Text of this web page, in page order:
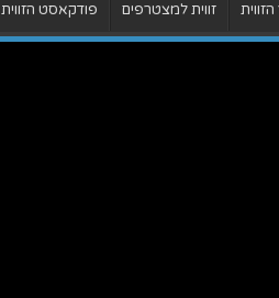
זווית למצטרפים פודקאסט הזווית